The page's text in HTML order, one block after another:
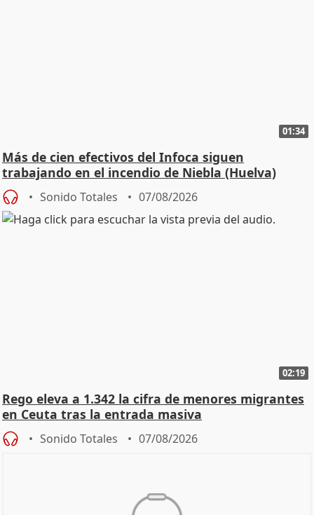
01:34
Más de cien efectivos del Infoca siguen
trabajando en el incendio de Niebla (Huelva)
Sonido Totales 07/08/2026
02:19
Rego eleva a 1.342 la cifra de menores migrantes
en Ceuta tras la entrada masiva
Sonido Totales 07/08/2026